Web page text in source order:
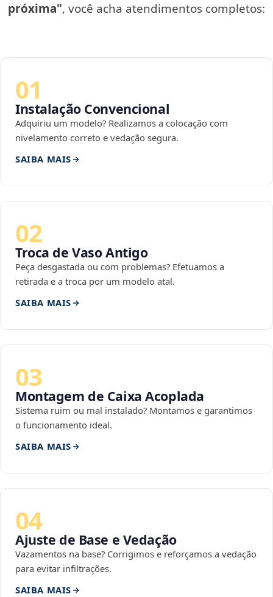
próxima", você acha atendimentos completos:
01
Instalação Convencional
Adquiriu um modelo? Realizamos a colocação com
nivelamento correto e vedação segura.
SAIBA MAIS
02
Troca de Vaso Antigo
Peça desgastada ou com problemas? Efetuamos a
retirada e a troca por um modelo atal.
SAIBA MAIS
03
Montagem de Caixa Acoplada
Sistema ruim ou mal instalado? Montamos e garantimos
o funcionamento ideal.
SAIBA MAIS
04
Ajuste de Base e Vedação
Vazamentos na base? Corrigimos e reforçamos a vedação
para evitar infiltrações.
SAIBA MAIS